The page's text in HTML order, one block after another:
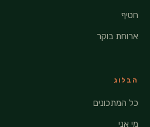
חטיף
ארוחת בוקר
הבלוג
כל המתכונים
מי אני